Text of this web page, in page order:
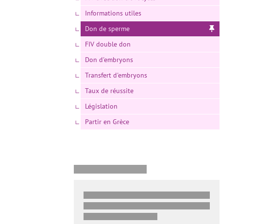
Informations utiles
Don de sperme
FIV double don
Don d'embryons
Transfert d'embryons
Taux de réussite
Législation
Partir en Grèce